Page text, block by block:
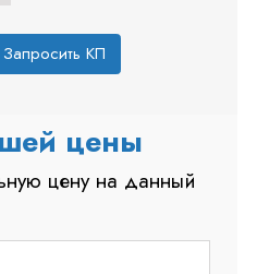
Запросить КП
цены
цену на данный